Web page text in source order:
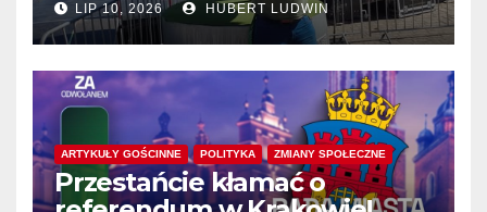
LIP 10, 2026 HUBERT LUDWIN
ARTYKUŁY GOŚCINNE POLITYKA ZMIANY SPOŁECZNE
Przestańcie kłamać o